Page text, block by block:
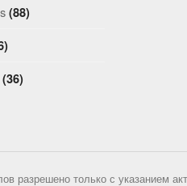
(88)
(36)
разрешено только с указанием